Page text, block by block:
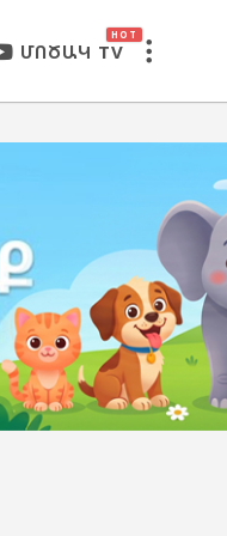
ՄՈԾԱԿ TV
HOT